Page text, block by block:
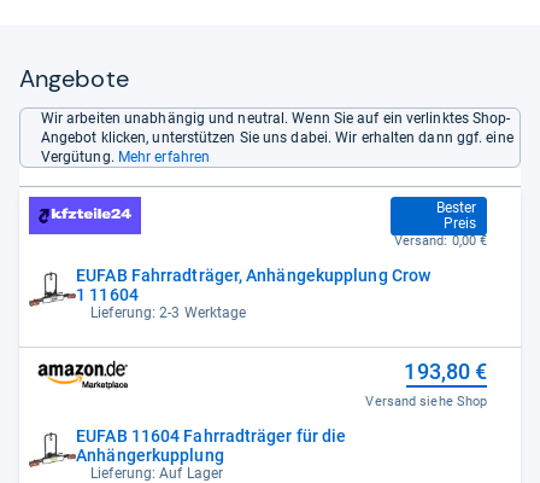
Angebote
Wir arbeiten unabhängig und neutral. Wenn Sie auf ein verlinktes Shop-
Angebot klicken, unterstützen Sie uns dabei. Wir erhalten dann ggf. eine
Vergütung. Mehr erfahren
EUFAB Fahrradträger, Anhängekupplung Crow
1 11604
Lieferung: 2-3 Werktage
Bester
Preis
169,95 €
Versand: 0,00 €
EUFAB 11604 Fahrradträger für die
Anhängerkupplung
Lieferung: Auf Lager
193,80 €
Versand siehe Shop